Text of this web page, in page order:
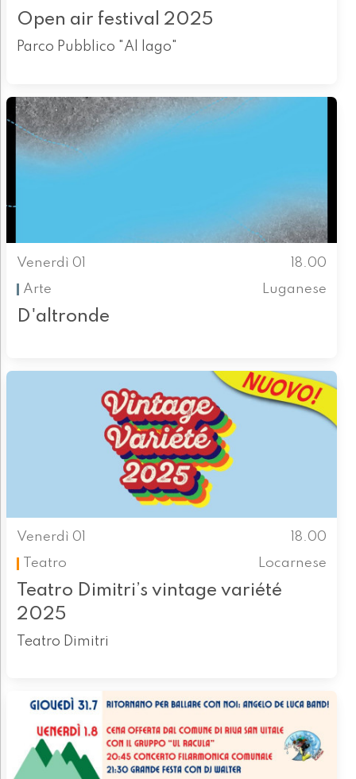
Open air festival 2025
Parco Pubblico "Al lago"
Venerdì 01
18.00
Arte
Luganese
D'altronde
Venerdì 01
18.00
Teatro
Locarnese
Teatro Dimitri’s vintage variété
2025
Teatro Dimitri